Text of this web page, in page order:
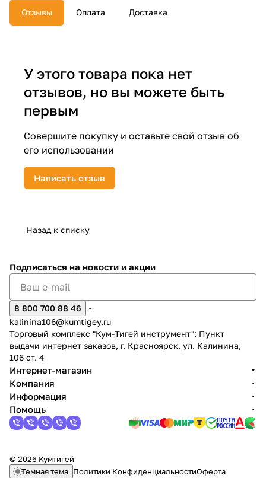
Отзывы Оплата Доставка
У этого товара пока нет
отзывов, но вы можете быть
первым
Совершите покупку и оставьте свой отзыв об
его использовании
Написать отзыв
Назад к списку
Подписаться на новости и акции
8 800 700 88 46
kalinina106@kumtigey.ru
Торговый комплекс "Кум-Тигей инструмент"; Пункт
выдачи интернет заказов, г. Красноярск, ул. Калинина,
106 ст. 4
Интернет-магазин
Компания
Информация
Помощь
© 2026 Кумтигей
Темная тема Политики КонфиденциальностиОферта
раз в 2 недели
Остались вопросы?